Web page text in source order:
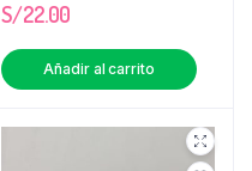
S/22.00
Añadir al carrito